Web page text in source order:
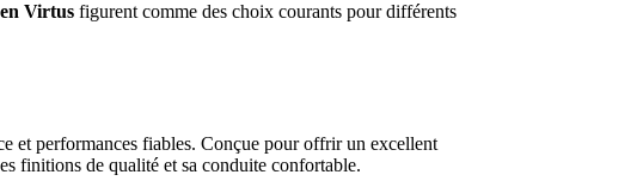
Virtus figurent comme des choix courants pour différents
et performances fiables. Conçue pour offrir un excellent
finitions de qualité et sa conduite confortable.